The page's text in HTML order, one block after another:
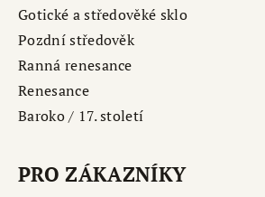
Gotické a středověké sklo
Pozdní středověk
Ranná renesance
Renesance
Baroko / 17. století
PRO ZÁKAZNÍKY